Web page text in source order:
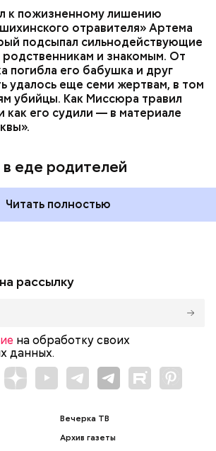
к пожизненному лишению
отравителя» Артема
подсыпал сильнодействующие
родственникам и знакомым. От
погибла его бабушка и друг
удалось еще семи жертвам, в том
убийцы. Как Миссюра травил
как его судили — в материале
еде родителей
Читать полностью
рассылку
на обработку своих
данных.
Вечерка ТВ
Архив газеты